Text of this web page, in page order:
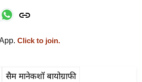
Click to join.
सैम मानेकशॉ बायोग्राफी